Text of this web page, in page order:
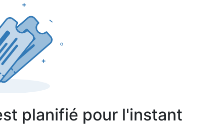
planifié pour l'instant